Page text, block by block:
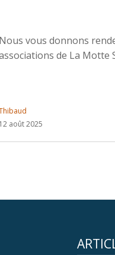
Nous vous donnons
de La Motte
12 août 2025